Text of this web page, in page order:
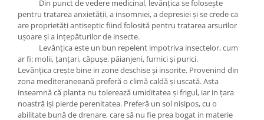
Din punct de vedere medicinal, levănțica se folosește
pentru tratarea anxietății, a insomniei, a depresiei și se crede ca
are proprietăți antiseptic fiind folosită pentru tratarea arsurilor
ușoare și a ințepăturilor de insecte.
Levănțica este un bun repelent impotriva insectelor, cum
ar fi: molii, țanțari, căpușe, păianjeni, furnici și purici.
Levănțica crește bine in zone deschise și insorite. Provenind din
zona mediteraneeană preferă o climă caldă și uscată. Asta
inseamnă că planta nu tolerează umiditatea și frigul, iar in țara
noastră iși pierde perenitatea. Preferă un sol nisipos, cu o
abilitate bună de drenare, care să nu fie prea bogat in materie